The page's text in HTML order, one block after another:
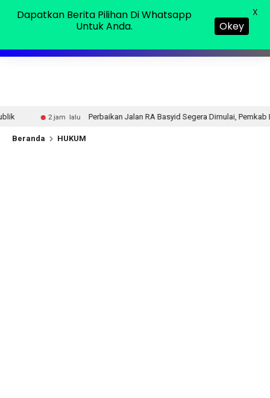
Jalan RA Basyid Segera Dimulai, Pemkab Lampung Selatan
Beranda HUKUM
Dapatkan Berita Pilihan Di Whatsapp
Untuk Anda.
Okey
X